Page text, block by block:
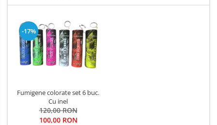
-17%
Fumigene colorate set 6 buc.
Cu inel
120,00 RON
100,00 RON